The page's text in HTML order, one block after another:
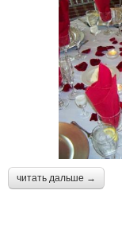
читать дальше →